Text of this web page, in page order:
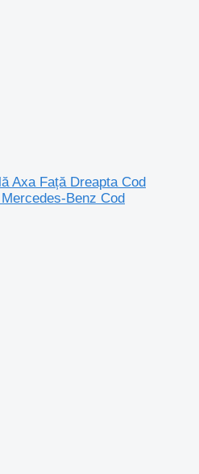
Axa Față Dreapta Cod
Benz Cod